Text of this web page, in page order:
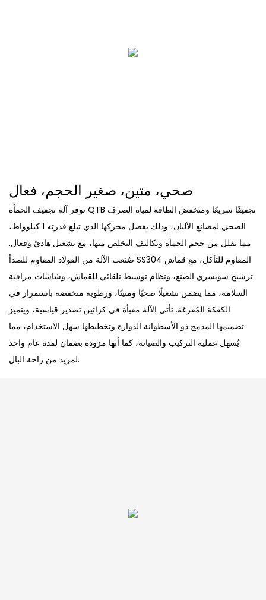
صحي، متين، صغير الحجم، فعال
توفر آلة تجفيف الحمأة QTB تجفيفًا سريعًا ومنخفض الطاقة لمياه الصرف
الصحي لمصانع الألبان، وذلك بفضل محركها الذي تبلغ قدرته 1 كيلوواط،
مما يقلل من حجم الحمأة وتكاليف التخلص منها، مع تشغيل هادئ وفعال.
صُنعت الآلة من الفولاذ المقاوم للصدأ SS304 المقاوم للتآكل، مع قماش
ترشيح سويسري الصنع، ونظام توسيط تلقائي للقماش، وشاشات مراقبة
السلامة، مما يضمن تشغيلًا صحيًا ومتينًا، ورطوبة منخفضة باستمرار في
الكعكة المُفرغة. تأتي الآلة معبأة في كراتين تصدير قياسية، ويتميز
تصميمها المدمج ذو الأسطوانة الدوارة وتخطيطها سهل الاستخدام، مما
يُسهل عملية التركيب والصيانة، كما أنها مزودة بضمان لمدة عام واحد
لمزيد من راحة البال.